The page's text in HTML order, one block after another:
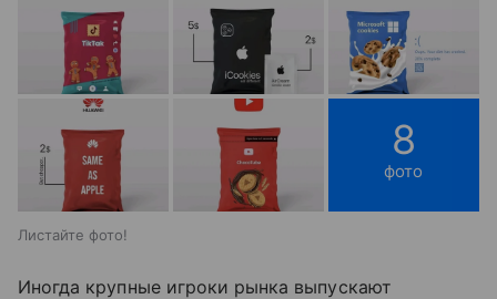
8
фото
Листайте фото!
Иногда крупные игроки рынка выпускают